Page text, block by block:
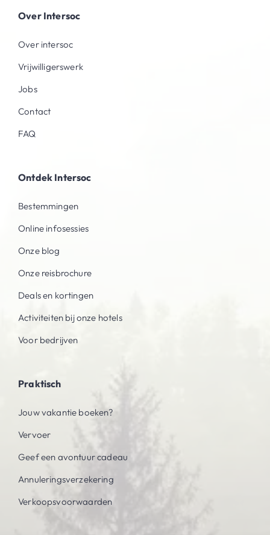
Over Intersoc
Over intersoc
Vrijwilligerswerk
Jobs
Contact
FAQ
Ontdek Intersoc
Bestemmingen
Online infosessies
Onze blog
Onze reisbrochure
Deals en kortingen
Activiteiten bij onze hotels
Voor bedrijven
Praktisch
Jouw vakantie boeken?
Vervoer
Geef een avontuur cadeau
Annuleringsverzekering
Verkoopsvoorwaarden